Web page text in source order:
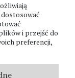
i przejść do
preferencji,